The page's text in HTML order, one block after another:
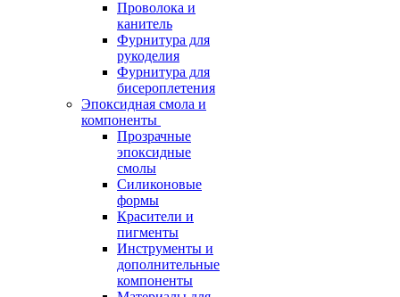
Проволока и
канитель
Фурнитура для
рукоделия
Фурнитура для
бисероплетения
Эпоксидная смола и
компоненты
Прозрачные
эпоксидные
смолы
Силиконовые
формы
Красители и
пигменты
Инструменты и
дополнительные
компоненты